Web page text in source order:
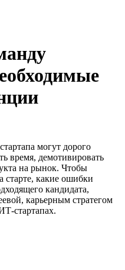
могут дорого
время, демотивировать
на рынок. Чтобы
старте, какие ошибки
кандидата,
карьерным стратегом
стартапах.